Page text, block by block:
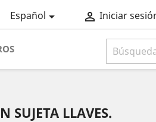
Español  Iniciar
SUJETA LLAVES.